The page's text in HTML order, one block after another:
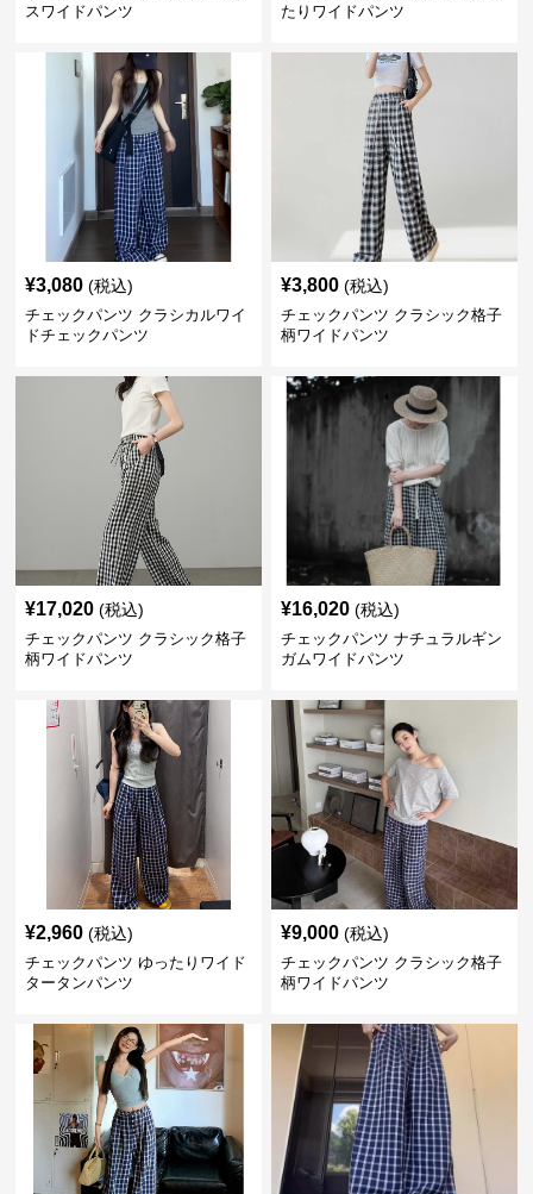
スワイドパンツ
たりワイドパンツ
¥3,080 (税込)
チェックパンツ クラシカルワイ
ドチェックパンツ
¥3,800 (税込)
チェックパンツ クラシック格子
柄ワイドパンツ
¥17,020 (税込)
チェックパンツ クラシック格子
柄ワイドパンツ
¥16,020 (税込)
チェックパンツ ナチュラルギン
ガムワイドパンツ
¥2,960 (税込)
チェックパンツ ゆったりワイド
タータンパンツ
¥9,000 (税込)
チェックパンツ クラシック格子
柄ワイドパンツ